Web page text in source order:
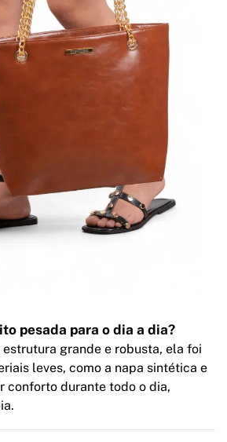
pesada para o dia a dia?
estrutura grande e robusta, ela foi
leves, como a napa sintética e
conforto durante todo o dia,